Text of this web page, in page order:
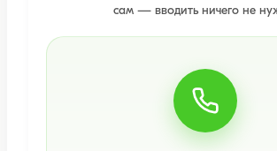
сам — вводить ничего не